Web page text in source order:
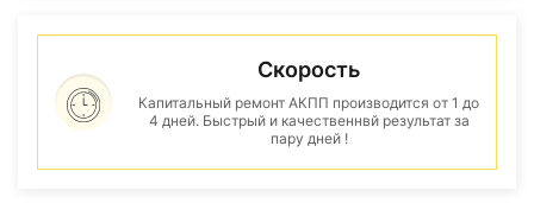
Скорость
Капитальный ремонт АКПП производится от 1 до
4 дней. Быстрый и качественнвй результат за
пару дней !